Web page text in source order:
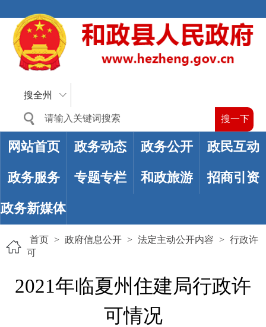
搜全州
网站首页 政务动态 政务公开 政民互动
政务服务 专题专栏 和政旅游 招商引资
政务新媒体
首页 > 政府信息公开 > 法定主动公开内容 > 行政许
可
2021年临夏州住建局行政许
可情况